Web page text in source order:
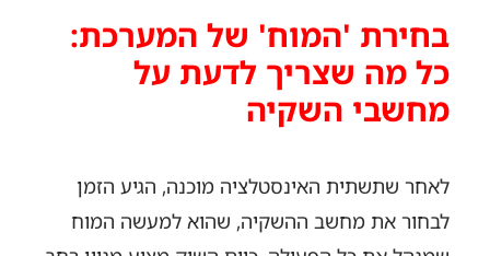
בחירת 'המוח' של המערכת:
כל מה שצריך לדעת על
מחשבי השקיה
לאחר שתשתית האינסטלציה מוכנה, הגיע הזמן
לבחור את מחשב ההשקיה, שהוא למעשה המוח